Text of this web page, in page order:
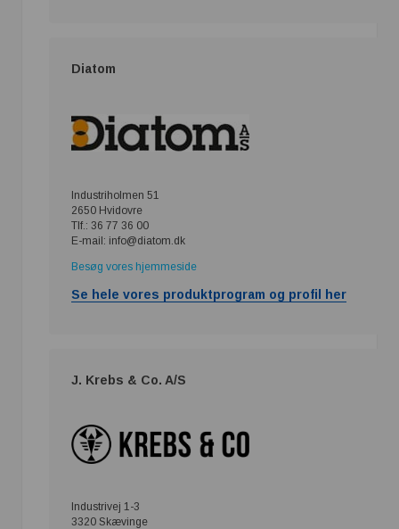
Diatom
Industriholmen 51
2650 Hvidovre
Tlf.: 36 77 36 00
E-mail: info@diatom.dk
Besøg vores hjemmeside
Se hele vores produktprogram og profil her
J. Krebs & Co. A/S
Industrivej 1-3
3320 Skævinge